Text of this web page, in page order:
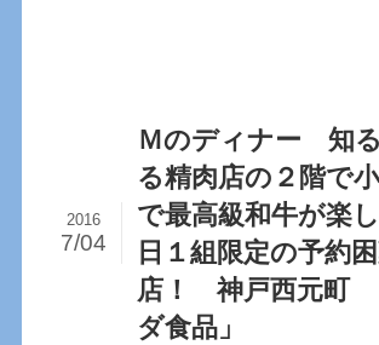
Ｍのディナー 知
る精肉店の２階で
で最高級和牛が楽
日１組限定の予約
店！ 神戸西元町
ダ食品」
2016
7/04